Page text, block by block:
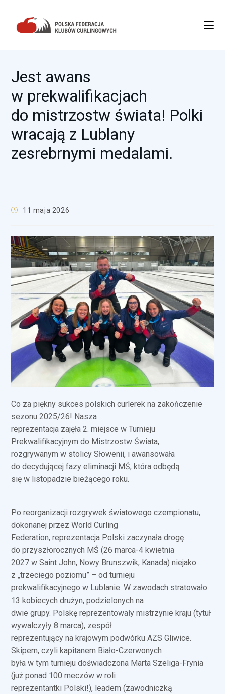
Jest awans
w prekwalifikacjach
do mistrzostw świata! Polki
wracają z Lublany
zesrebrnymi medalami.
11 maja 2026
Co za piękny sukces polskich curlerek na zakończenie
sezonu 2025/26! Nasza
reprezentacja zajęła 2. miejsce w Turnieju
Prekwalifikacyjnym do Mistrzostw Świata,
rozgrywanym w stolicy Słowenii, i awansowała
do decydującej fazy eliminacji MŚ, która odbędą
się w listopadzie bieżącego roku.
Po reorganizacji rozgrywek światowego czempionatu,
dokonanej przez World Curling
Federation, reprezentacja Polski zaczynała drogę
do przyszłorocznych MŚ (26 marca-4 kwietnia
2027 w Saint John, Nowy Brunszwik, Kanada) niejako
z „trzeciego poziomu” – od turnieju
prekwalifikacyjnego w Lublanie. W zawodach stratowało
13 kobiecych drużyn, podzielonych na
dwie grupy. Polskę reprezentowały mistrzynie kraju (tytuł
wywalczyły 8 marca), zespół
reprezentujący na krajowym podwórku AZS Gliwice.
Skipem, czyli kapitanem Biało-Czerwonych
była w tym turnieju doświadczona Marta Szeliga-Frynia
(już ponad 100 meczów w roli
reprezentantki Polski!), leadem (zawodniczką